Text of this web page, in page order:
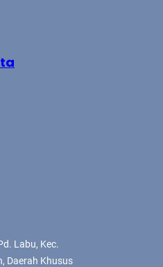
Labu, Kec.
Daerah Khusus